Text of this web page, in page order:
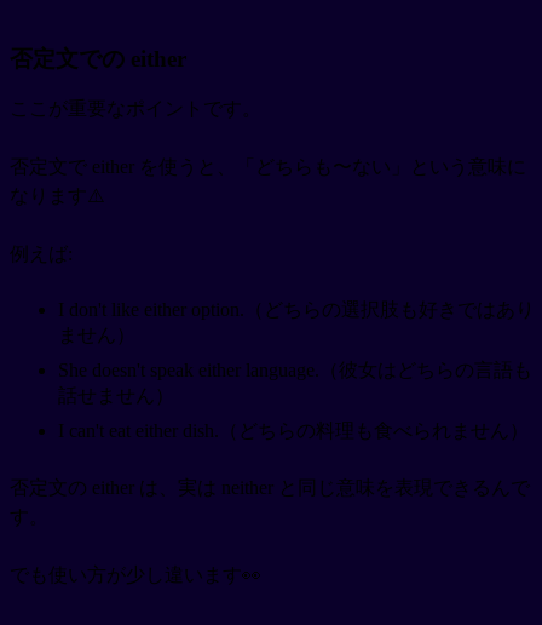
否定文での either
ここが重要なポイントです。
否定文で either を使うと、「どちらも〜ない」という意味に
なります⚠️
例えば:
I don't like either option.（どちらの選択肢も好きではあり
ません）
She doesn't speak either language.（彼女はどちらの言語も
話せません）
I can't eat either dish.（どちらの料理も食べられません）
否定文の either は、実は neither と同じ意味を表現できるんで
す。
でも使い方が少し違います👀